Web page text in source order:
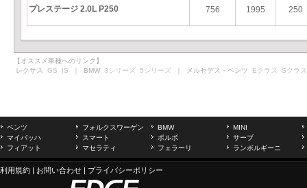
プレステージ 2.0L P250 756 1995 250
【オススメ車種へのリンク】
レクサス GS IS ｜ BMW 3シリーズ 5シリーズ ｜ メルセデス・ベンツ Eクラス Sクラス
ベンツ フォルクスワーゲン BMW
MINI
マイバッハ
スマート ボルボ
サーブ
フィアット
マセラティ フェラーリ ランボルギーニ
利用規約 | お問い合わせ | プライバシーポリシー